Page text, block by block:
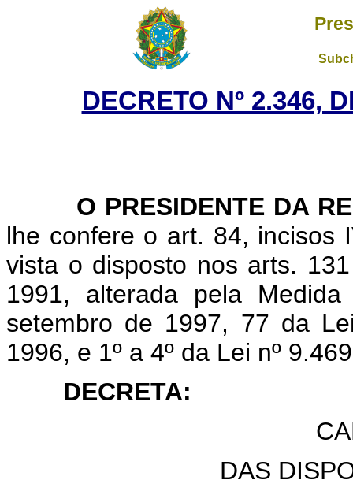
DECRETO Nº 2.346,
O PRESIDENTE DA
lhe confere o art. 84, incisos
vista o disposto nos arts.
1991, alterada pela
setembro de 1997, 77 da
1996, e 1º a 4º da Lei nº
DECRETA:
DAS